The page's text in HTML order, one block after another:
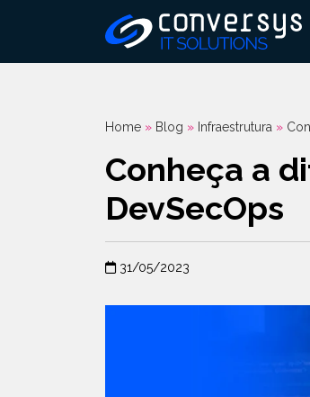
Home » Blog » Infraestrutura »
Conheça a
DevSecOps
31/05/2023